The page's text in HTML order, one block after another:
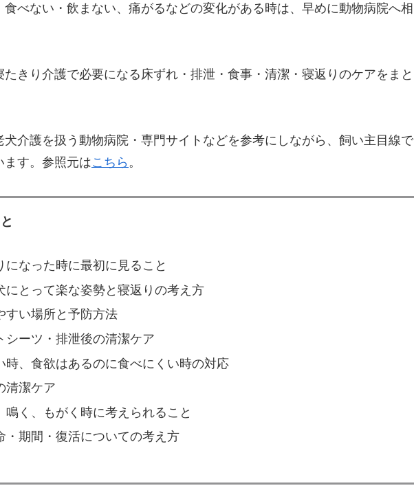
べない・飲まない、痛がるなどの変化がある時は、早めに動物病院へ相
きり介護で必要になる床ずれ・排泄・食事・清潔・寝返りのケアをまと
介護を扱う動物病院・専門サイトなどを参考にしながら、飼い主目線で
ます。参照元はこちら 。
になった時に最初に見ること
にとって楽な姿勢と寝返りの考え方
すい場所と予防方法
シーツ・排泄後の清潔ケア
時、食欲はあるのに食べにくい時の対応
清潔ケア
鳴く、もがく時に考えられること
・期間・復活についての考え方